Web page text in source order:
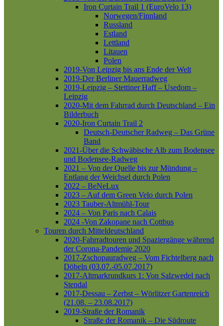
Iron Curtain Trail 1 (EuroVelo 13)
Norwegen/Finnland
Russland
Estland
Lettland
Litauen
Polen
2019-Von Leipzig bis ans Ende der Welt
2019-Der Berliner Mauerradweg
2019-Leipzig – Stettiner Haff – Usedom –
Leipzig
2020-Mit dem Fahrrad durch Deutschland – Ein
Bilderbuch
2020-Iron Curtain Trail 2
Deutsch-Deutscher Radweg – Das Grüne
Band
2021-Über die Schwäbische Alb zum Bodensee
und Bodensee-Radweg
2021 – Von der Quelle bis zur Mündung –
Entlang der Weichsel durch Polen
2022 – BeNeLux
2023 – Auf dem Green Velo durch Polen
2023 Tauber-Altmühl-Tour
2024 – Von Paris nach Calais
2024 -Von Zakopane nach Cottbus
Touren durch Mitteldeutschland
2020-Fahrradtouren und Spaziergänge während
der Corona-Pandemie 2020
2017-Zschopauradweg – Vom Fichtelberg nach
Döbeln (03.07.-05.07.2017)
2017-Altmarkrundkurs 1: Von Salzwedel nach
Stendal
2017-Dessau – Zerbst – Wörlitzer Gartenreich
(21.08. – 23.08.2017)
2019-Straße der Romanik
Straße der Romanik – Die Südroute